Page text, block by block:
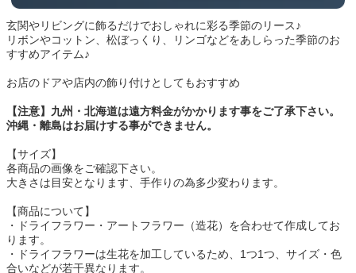
玄関やリビングに飾るだけでおしゃれに彩る季節のリース♪
リボンやコットン、松ぼっくり、リンゴなどをあしらった季節のお
すすめアイテム♪
お店のドアや店内の飾り付けとしてもおすすめ
【注意】九州・北海道は遠方料金がかかります事をご了承下さい。
沖縄・離島はお届けする事ができません。
【サイズ】
各商品の画像をご確認下さい。
大きさは目安となります、手作りの為多少変わります。
【商品について】
・ドライフラワー・アートフラワー（造花）を合わせて作成してお
ります。
・ドライフラワーは生花を加工しているため、1つ1つ、サイズ・色
合いなどが若干異なります。